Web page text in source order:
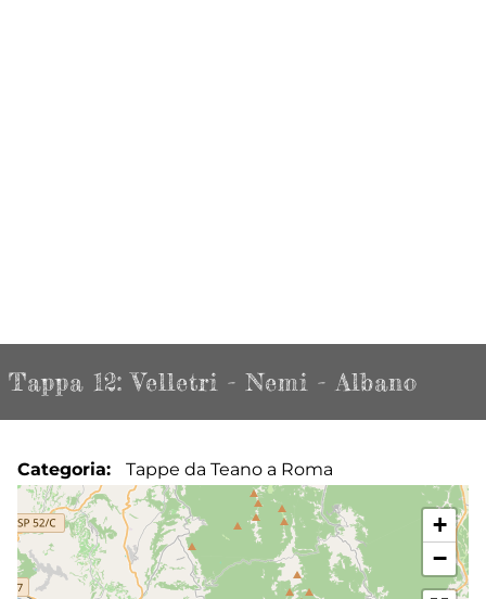
Tappa 12: Velletri - Nemi - Albano
Categoria Tappe da Teano a Roma
+
−